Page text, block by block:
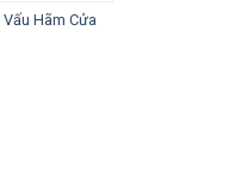
Vấu Hãm Cửa